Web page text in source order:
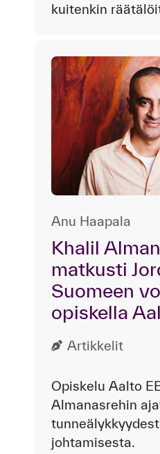
kuitenkin
Anu Haapala
Khalil Almanasreh
matkusti
Suomeen
opiskella
Artikkelit
Opiskelu Aalto
Almanasrehin
johtamisesta.